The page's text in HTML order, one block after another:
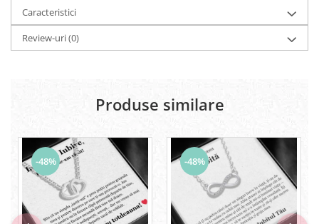
Caracteristici
Review-uri(0)
Produse similare
-48% -48%